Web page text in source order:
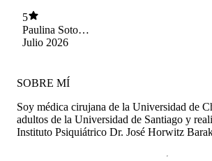
5
Paulina Soto
Benebarre
Julio 2026
SOBRE MÍ
Soy médica cirujana de la Universidad de
adultos de la Universidad de Santiago y
Instituto Psiquiátrico Dr. José Horwitz